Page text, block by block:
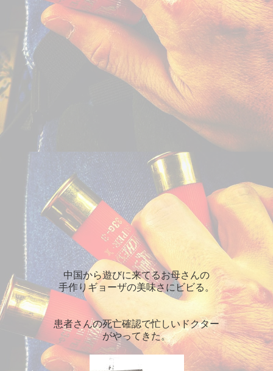
中国から遊びに来てるお母さんの
手作りギョーザの美味さにビビる。
患者さんの死亡確認で忙しいドクター
がやってきた。